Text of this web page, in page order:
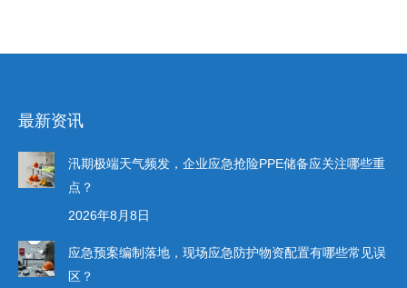
最新资讯
汛期极端天气频发，企业应急抢险PPE储备应关注哪些重
点？
2026年8月8日
应急预案编制落地，现场应急防护物资配置有哪些常见误
区？